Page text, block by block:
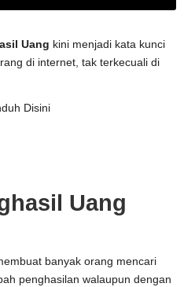
Uang kini menjadi kata kunci
di internet, tak terkecuali di
Disini
Uang
banyak orang mencari
penghasilan walaupun dengan